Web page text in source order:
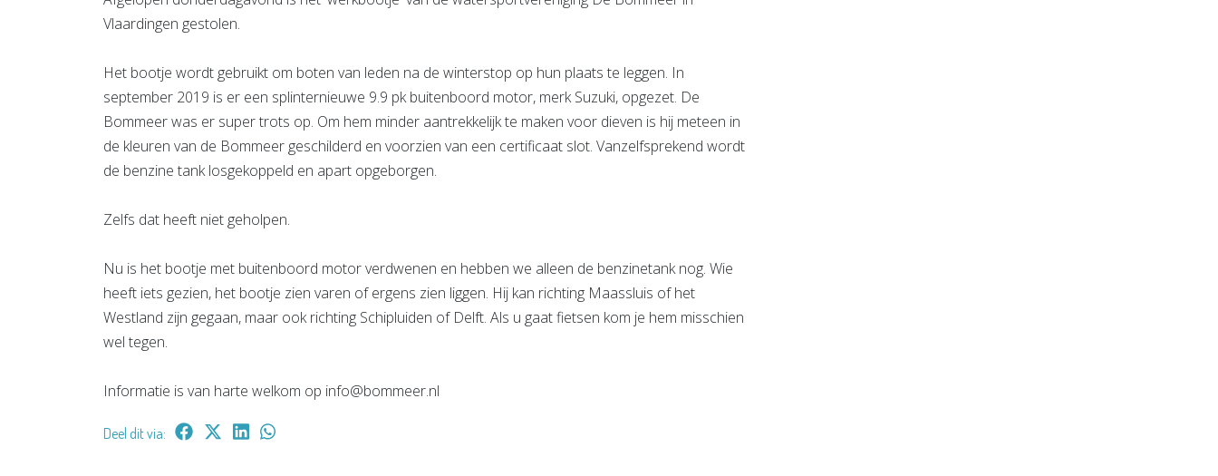
Vlaardingen gestolen.
Het bootje wordt gebruikt om boten van leden na de winterstop op hun plaats te leggen. In
september 2019 is er een splinternieuwe 9.9 pk buitenboord motor, merk Suzuki, opgezet. De
Bommeer was er super trots op. Om hem minder aantrekkelijk te maken voor dieven is hij meteen in
de kleuren van de Bommeer geschilderd en voorzien van een certificaat slot. Vanzelfsprekend wordt
de benzine tank losgekoppeld en apart opgeborgen.
Zelfs dat heeft niet geholpen.
Nu is het bootje met buitenboord motor verdwenen en hebben we alleen de benzinetank nog. Wie
heeft iets gezien, het bootje zien varen of ergens zien liggen. Hij kan richting Maassluis of het
Westland zijn gegaan, maar ook richting Schipluiden of Delft. Als u gaat fietsen kom je hem misschien
wel tegen.
Informatie is van harte welkom op info@bommeer.nl
Deel dit via: